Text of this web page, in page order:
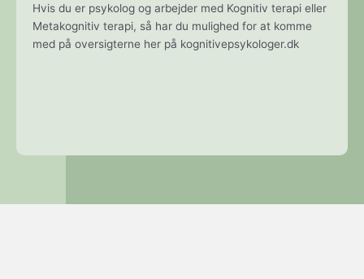
Hvis du er psykolog og arbejder med Kognitiv terapi eller
Metakognitiv terapi, så har du mulighed for at komme
med på oversigterne her på kognitivepsykologer.dk